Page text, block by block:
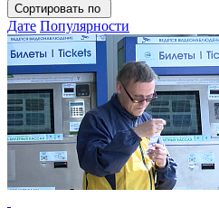
Сортировать по
Дате Популярности